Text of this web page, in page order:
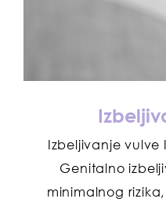
Izbeljivanje vulve
Genitalno
minimalnog